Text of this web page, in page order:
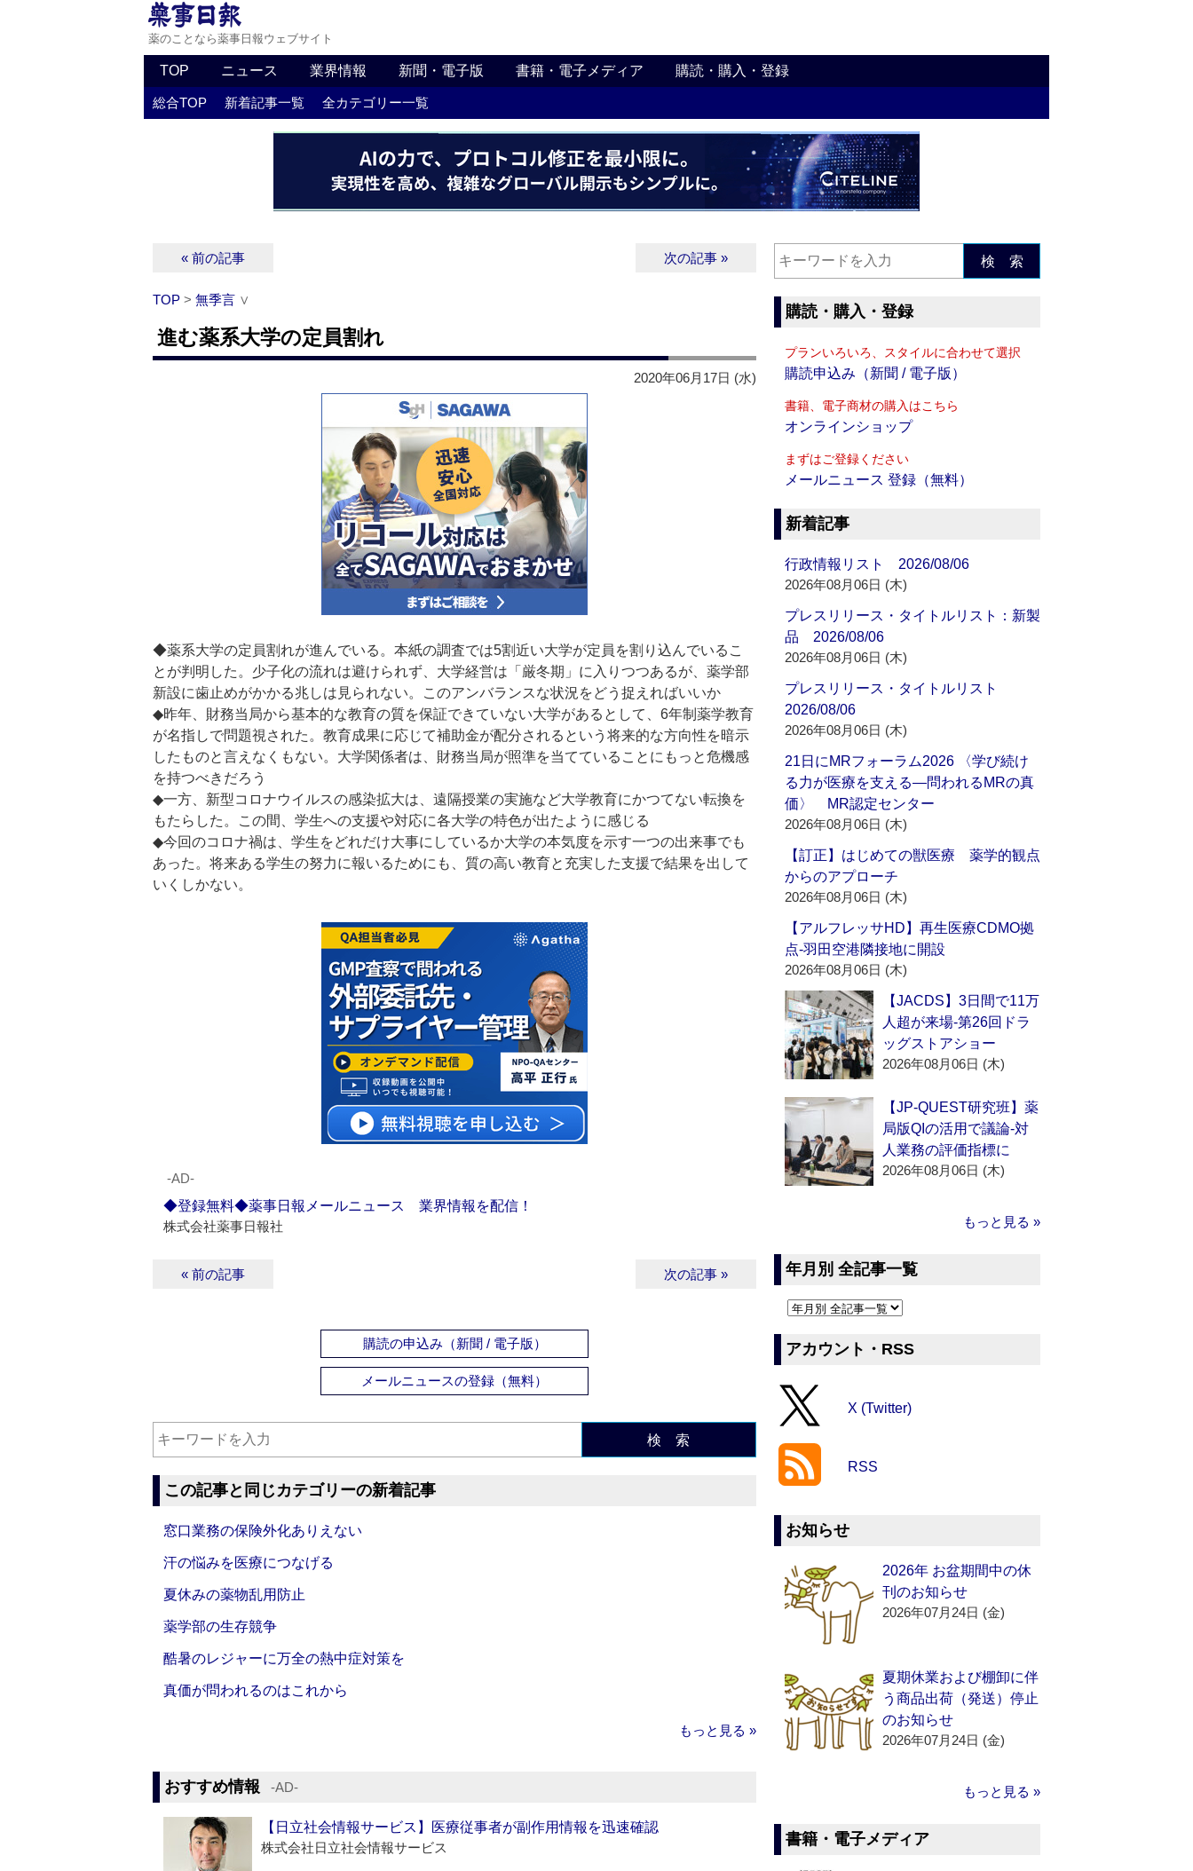
薬のことなら薬事日報ウェブサイト
TOP ニュース 業界情報 新聞・電子版 書籍・電子メディア 購読・購入・登録
総合TOP 新着記事一覧 全カテゴリー一覧
« 前の記事 次の記事 »
TOP > 無季言 ∨
進む薬系大学の定員割れ
2020年06月17日 (水)
◆薬系大学の定員割れが進んでいる。本紙の調査では5割近い大学が定員を割り込んでいるこ
とが判明した。少子化の流れは避けられず、大学経営は「厳冬期」に入りつつあるが、薬学部
新設に歯止めがかかる兆しは見られない。このアンバランスな状況をどう捉えればいいか
◆昨年、財務当局から基本的な教育の質を保証できていない大学があるとして、6年制薬学教育
が名指しで問題視された。教育成果に応じて補助金が配分されるという将来的な方向性を暗示
したものと言えなくもない。大学関係者は、財務当局が照準を当てていることにもっと危機感
を持つべきだろう
◆一方、新型コロナウイルスの感染拡大は、遠隔授業の実施など大学教育にかつてない転換を
もたらした。この間、学生への支援や対応に各大学の特色が出たように感じる
◆今回のコロナ禍は、学生をどれだけ大事にしているか大学の本気度を示す一つの出来事でも
あった。将来ある学生の努力に報いるためにも、質の高い教育と充実した支援で結果を出して
いくしかない。
‐AD‐
◆登録無料◆薬事日報メールニュース 業界情報を配信！
株式会社薬事日報社
« 前の記事 次の記事 »
購読の申込み（新聞 / 電子版）
メールニュースの登録（無料）
検 索
この記事と同じカテゴリーの新着記事
窓口業務の保険外化ありえない
汗の悩みを医療につなげる
夏休みの薬物乱用防止
薬学部の生存競争
酷暑のレジャーに万全の熱中症対策を
真価が問われるのはこれから
もっと見る »
おすすめ情報 ‐AD‐
【日立社会情報サービス】医療従事者が副作用情報を迅速確認
株式会社日立社会情報サービス
検 索
購読・購入・登録
プランいろいろ、スタイルに合わせて選択
購読申込み（新聞 / 電子版）
書籍、電子商材の購入はこちら
オンラインショップ
まずはご登録ください
メールニュース 登録（無料）
新着記事
行政情報リスト 2026/08/06
2026年08月06日 (木)
プレスリリース・タイトルリスト：新製
品 2026/08/06
2026年08月06日 (木)
プレスリリース・タイトルリスト
2026/08/06
2026年08月06日 (木)
21日にMRフォーラム2026 〈学び続け
る力が医療を支える―問われるMRの真
価〉 MR認定センター
2026年08月06日 (木)
【訂正】はじめての獣医療 薬学的観点
からのアプローチ
2026年08月06日 (木)
【アルフレッサHD】再生医療CDMO拠
点‐羽田空港隣接地に開設
2026年08月06日 (木)
【JACDS】3日間で11万
人超が来場‐第26回ドラ
ッグストアショー
2026年08月06日 (木)
【JP-QUEST研究班】薬
局版QIの活用で議論‐対
人業務の評価指標に
2026年08月06日 (木)
もっと見る »
年月別 全記事一覧
アカウント・RSS
X (Twitter)
RSS
お知らせ
2026年 お盆期間中の休
刊のお知らせ
2026年07月24日 (金)
夏期休業および棚卸に伴
う商品出荷（発送）停止
のお知らせ
2026年07月24日 (金)
もっと見る »
書籍・電子メディア